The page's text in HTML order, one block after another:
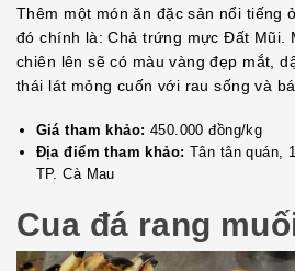
Thêm một món ăn đặc sản nổi tiếng
đó chính là: Chả trứng mực Đất Mũi.
chiên lên sẽ có màu vàng đẹp mắt,
thái lát mỏng cuốn với rau sống và
Giá tham khảo: 450.000 đồng/kg
Địa điểm tham khảo: Tân tân quán,
TP. Cà Mau
Cua đá rang